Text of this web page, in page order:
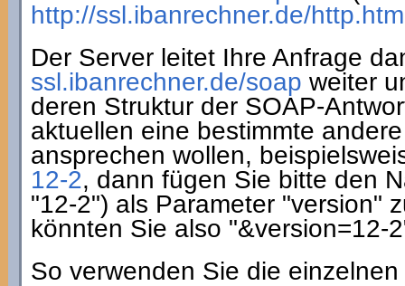
http://ssl.ibanrechner.de/
Der Server leitet Ihre Anfrage
ssl.ibanrechner.de/soap weiter
deren Struktur der SOAP-
aktuellen eine bestimmte
ansprechen wollen,
12-2, dann fügen Sie bitte den
"12-2") als Parameter "version"
könnten Sie also "&version=12-
So verwenden Sie die